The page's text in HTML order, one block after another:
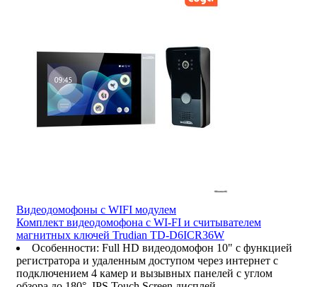
Видеодомофоны c WIFI модулем
Комплект видеодомофона с WI-FI и считывателем
магнитных ключей Trudian TD-D6ICR36W
Особенности: Full HD видеодомофон 10" с функцией
регистратора и удаленным доступом через интернет с
подключением 4 камер и вызывных панелей с углом